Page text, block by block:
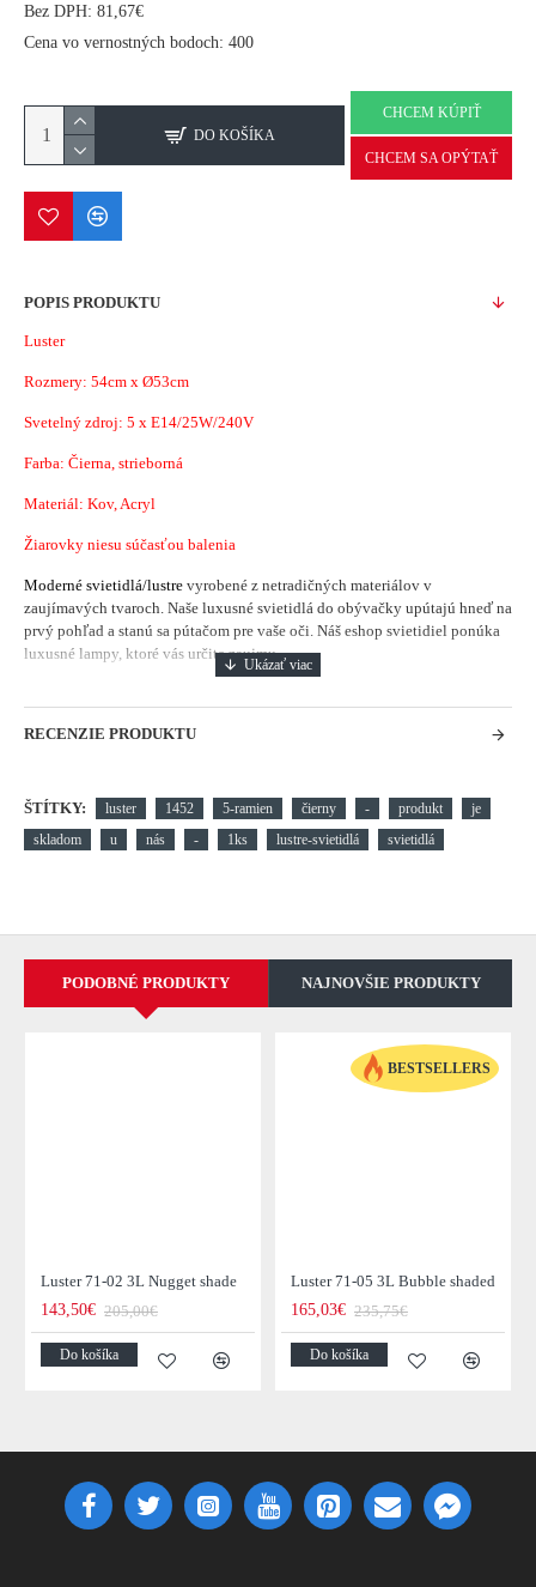
Bez DPH: 81,67€
Cena vo vernostných bodoch: 400
DO KOŠÍKA
CHCEM KÚPIŤ
CHCEM SA OPÝTAŤ
POPIS PRODUKTU
Luster
Rozmery: 54cm x Ø53cm
Svetelný zdroj: 5 x E14/25W/240V
Farba: Čierna, strieborná
Materiál: Kov, Acryl
Žiarovky niesu súčasťou balenia
Moderné svietidlá/lustre vyrobené z netradičných materiálov v
zaujímavých tvaroch. Naše luxusné svietidlá do obývačky upútajú hneď na
prvý pohľad a stanú sa pútačom pre vaše oči. Náš eshop svietidiel ponúka
luxusné lampy, ktoré vás určite zaujmu.
RECENZIE PRODUKTU
ŠTÍTKY: luster 1452 5-ramien čierny - produkt
je
skladom
u nás - 1ks lustre-svietidlá svietidlá
PODOBNÉ PRODUKTY NAJNOVŠIE PRODUKTY
Luster 71-02 3L Nugget shade
143,50€ 205,00€
Do košíka
BESTSELLERS
Luster 71-05 3L Bubble shaded
165,03€ 235,75€
Do košíka